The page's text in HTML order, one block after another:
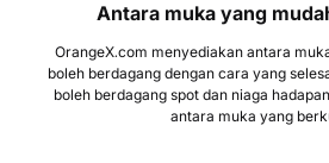
Antara muka yang
OrangeX.com menyediakan antara
boleh berdagang dengan cara yang
boleh berdagang spot dan niaga
antara muka yang